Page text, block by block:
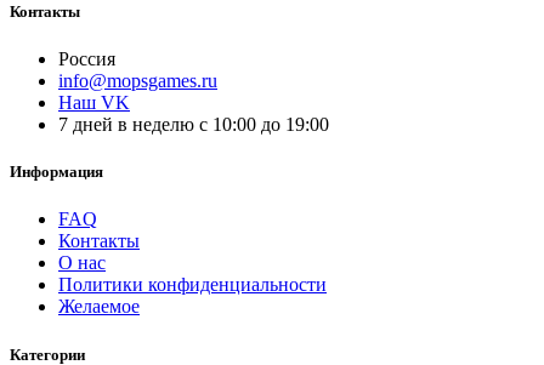
Контакты
Россия
info@mopsgames.ru
Наш VK
7 дней в неделю с 10:00 до 19:00
Информация
FAQ
Контакты
О нас
Политики конфиденциальности
Желаемое
Категории